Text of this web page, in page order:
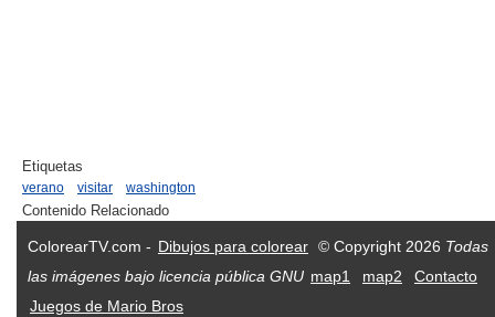
Etiquetas
verano visitar washington
Contenido Relacionado
ColorearTV.com - Dibujos para colorear © Copyright 2026 Todas
las imágenes bajo licencia pública GNU map1 map2
Contacto
Juegos de Mario Bros